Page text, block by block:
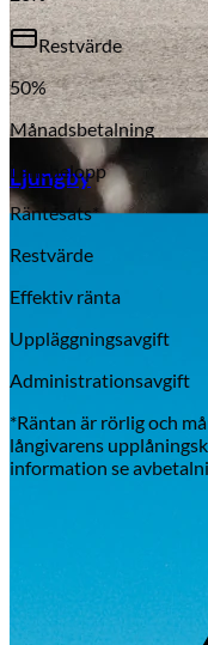
Aixiam
Ljungby
Restvärde
50%
Månadsbetalning
Lånebelopp
Räntesats*
Restvärde
Effektiv ränta
Uppläggningsavgift
Administrationsavgift
*Räntan är rörlig och
långivarens
information se